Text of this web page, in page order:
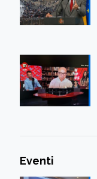
Eventi